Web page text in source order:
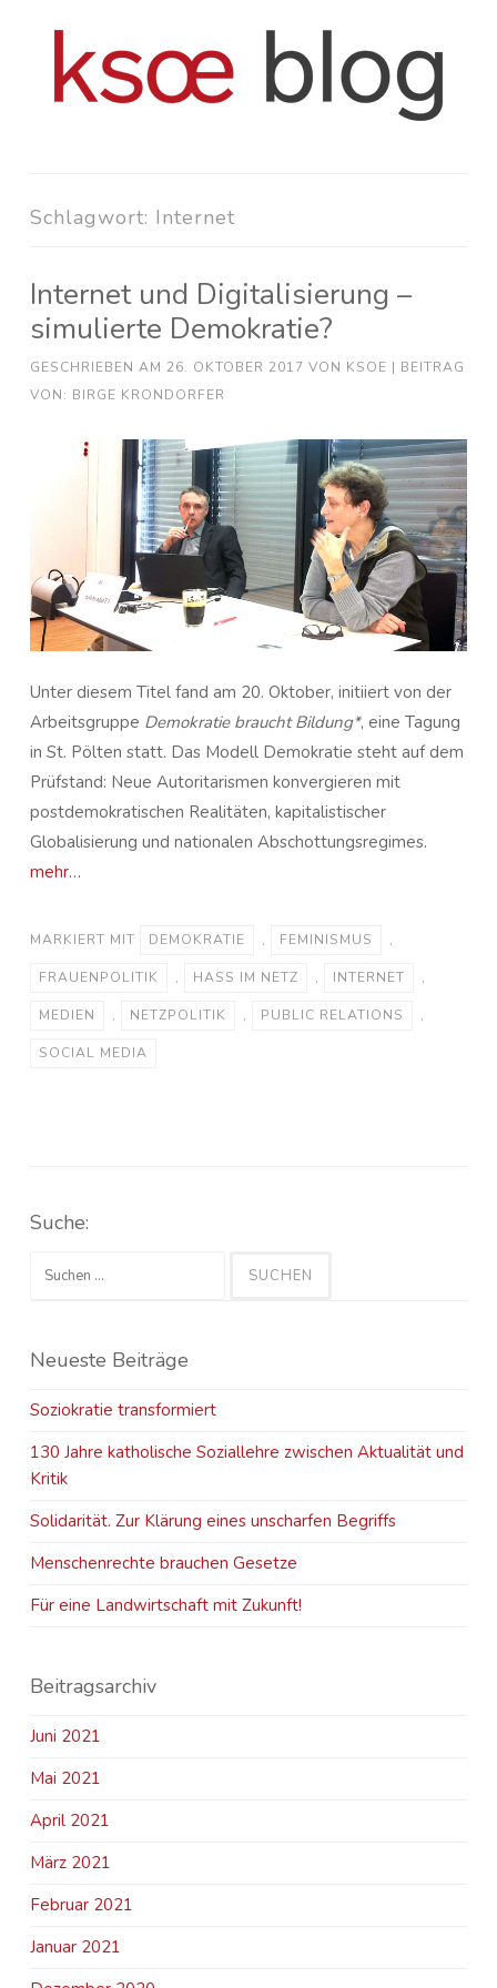
Inhalt
springen
Schlagwort: Internet
Internet und Digitalisierung –
simulierte Demokratie?
GESCHRIEBEN AM 26. OKTOBER 2017 VON KSOE | BEITRAG
VON: BIRGE KRONDORFER
Unter diesem Titel fand am 20. Oktober, initiiert von der
Arbeitsgruppe Demokratie braucht Bildung*, eine Tagung
in St. Pölten statt. Das Modell Demokratie steht auf dem
Prüfstand: Neue Autoritarismen konvergieren mit
postdemokratischen Realitäten, kapitalistischer
Globalisierung und nationalen Abschottungsregimes.
mehr…
MARKIERT MIT DEMOKRATIE , FEMINISMUS ,
FRAUENPOLITIK , HASS IM NETZ , INTERNET ,
MEDIEN , NETZPOLITIK , PUBLIC RELATIONS ,
SOCIAL MEDIA
Suche:
Neueste Beiträge
Soziokratie transformiert
130 Jahre katholische Soziallehre zwischen Aktualität und
Kritik
Solidarität. Zur Klärung eines unscharfen Begriffs
Menschenrechte brauchen Gesetze
Für eine Landwirtschaft mit Zukunft!
Beitragsarchiv
Juni 2021
Mai 2021
April 2021
März 2021
Februar 2021
Januar 2021